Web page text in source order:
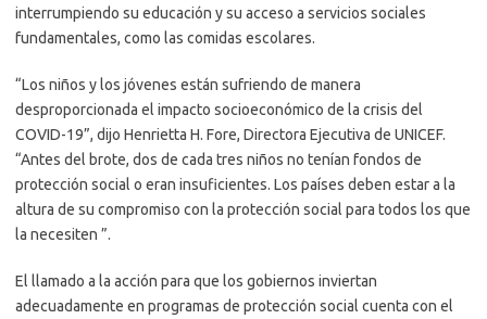
interrumpiendo su educación y su acceso a servicios sociales
fundamentales, como las comidas escolares.
“Los niños y los jóvenes están sufriendo de manera
desproporcionada el impacto socioeconómico de la crisis del
COVID-19”, dijo Henrietta H. Fore, Directora Ejecutiva de UNICEF.
“Antes del brote, dos de cada tres niños no tenían fondos de
protección social o eran insuficientes. Los países deben estar a la
altura de su compromiso con la protección social para todos los que
la necesiten ”.
El llamado a la acción para que los gobiernos inviertan
adecuadamente en programas de protección social cuenta con el